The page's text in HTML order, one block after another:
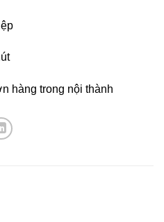
hàng trong nội thành